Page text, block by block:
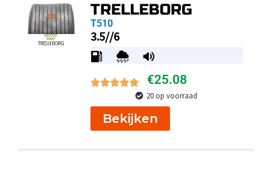
TRELLEBORG
T510
3.5//6
€25.08
20 op voorraad
Bekijken